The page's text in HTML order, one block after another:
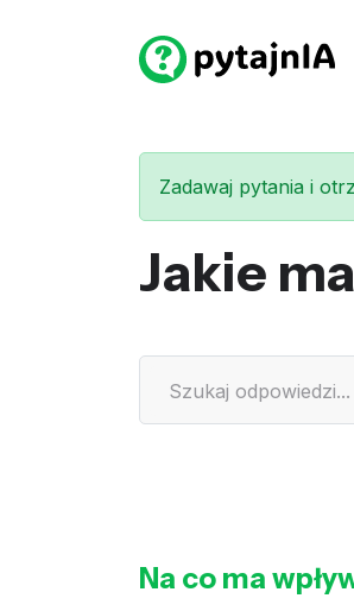
Zadawaj pytania i
Jakie
Na co ma